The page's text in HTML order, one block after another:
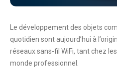
Le développement des objets
quotidien sont aujourd’hui à
réseaux sans-fil WiFi, tant chez
monde professionnel.